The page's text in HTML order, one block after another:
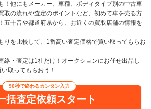
！他にもメーカー、車種、ボディタイプ別の中古車
取の流れや査定のポイントなど、初めて車を売る方
五十音や都道府県から、お近くの買取店舗の情報を
りを比較して、1番高い査定価格で買い取ってもらお
絡・査定は1社だけ！オークションにお任せ出品し
取ってもらおう！
90秒で終わるカンタン入力
括査定依頼スタート